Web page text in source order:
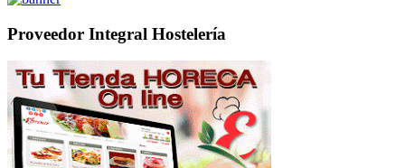
Proveedor Integral Hostelería